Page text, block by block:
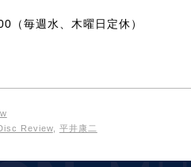
（毎週水、木曜日定休）
Review, 平井康二